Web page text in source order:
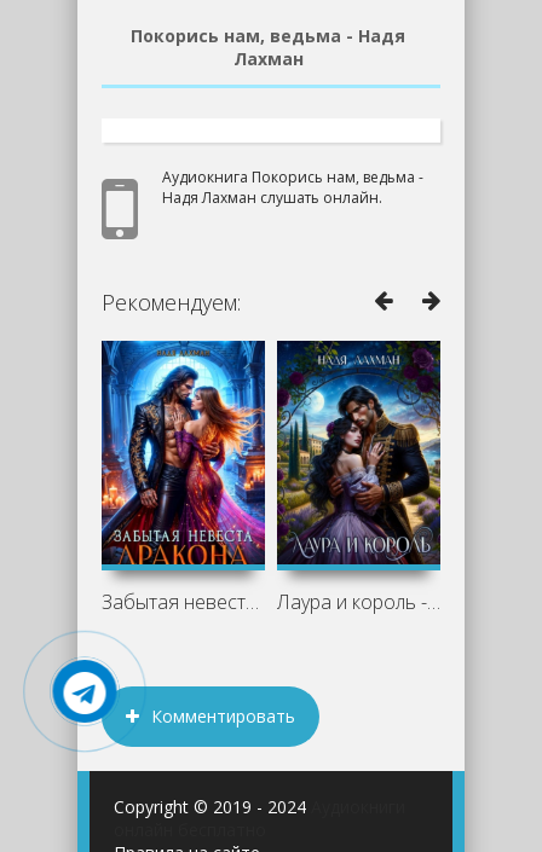
Покорись нам, ведьма - Надя
Лахман
Аудиокнига Покорись нам, ведьма -
Надя Лахман слушать онлайн.
Рекомендуем:
Забытая невеста дракона - Надя Лахман Лаура и король - Надя Лахман
Комментировать
Copyright © 2019 - 2024